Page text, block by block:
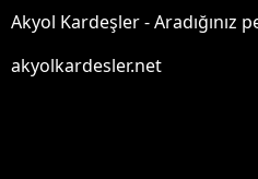
Akyol Kardeşler - Aradığınız
akyolkardesler.net